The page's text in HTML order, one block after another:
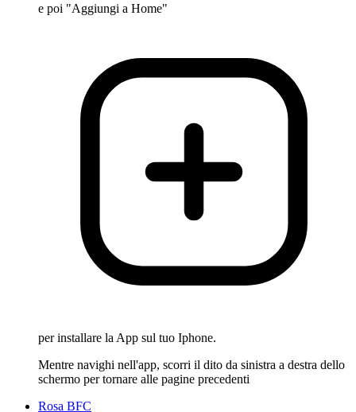
e poi "Aggiungi a Home"
per installare la App sul tuo Iphone.
Mentre navighi nell'app, scorri il dito da sinistra a destra dello
schermo per tornare alle pagine precedenti
Rosa BFC